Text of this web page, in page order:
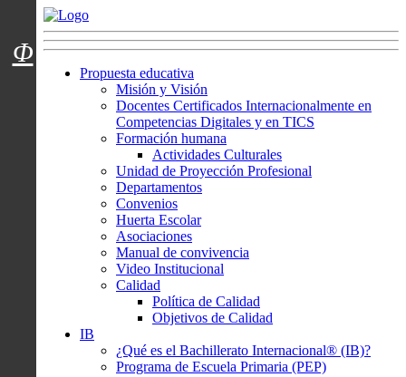
Menú usuarios
Propuesta educativa
Misión y Visión
Docentes Certificados Internacionalmente en
Competencias Digitales y en TICS
Formación humana
Actividades Culturales
Unidad de Proyección Profesional
Departamentos
Convenios
Huerta Escolar
Asociaciones
Manual de convivencia
Video Institucional
Calidad
Política de Calidad
Objetivos de Calidad
IB
¿Qué es el Bachillerato Internacional® (IB)?
Programa de Escuela Primaria (PEP)
Φ